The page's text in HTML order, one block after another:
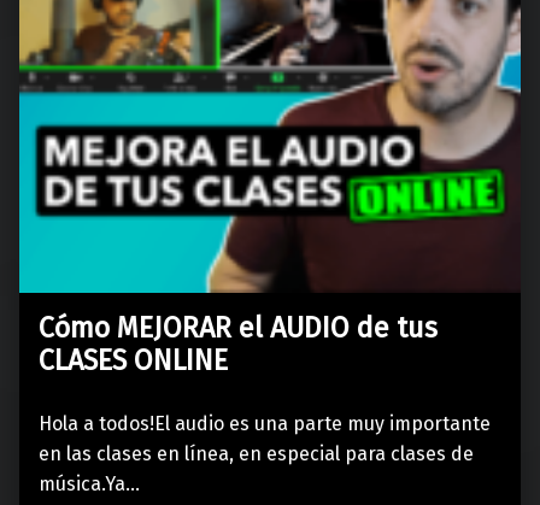
Cómo MEJORAR el AUDIO de tus
CLASES ONLINE
Hola a todos!El audio es una parte muy importante
en las clases en línea, en especial para clases de
música.Ya…